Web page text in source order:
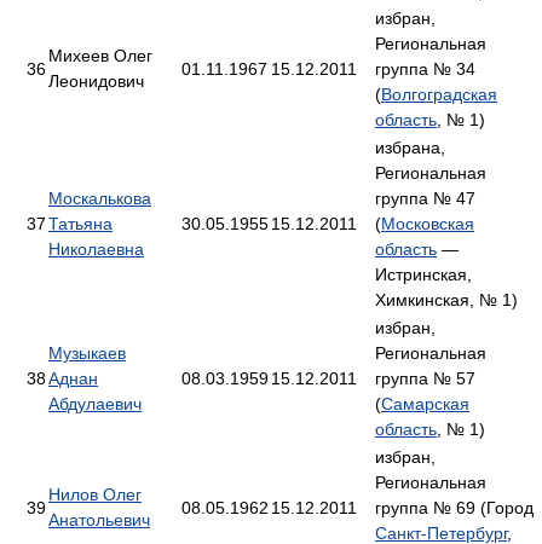
36
Михеев Олег
Леонидович
01.11.1967 15.12.2011
избран,
Региональная
группа № 34
(Волгоградская
область , № 1)
37
Москалькова
Татьяна
Николаевна
30.05.195515.12.2011
избрана,
Региональная
группа № 47
(Московская
область —
Истринская,
Химкинская, № 1)
38
Музыкаев
Аднан
Абдулаевич
08.03.195915.12.2011
избран,
Региональная
группа № 57
(Самарская
область , № 1)
39
Нилов Олег
Анатольевич
08.05.1962 15.12.2011
избран,
Региональная
группа № 69 (Город
Санкт-Петербург,